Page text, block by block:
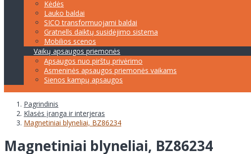
Kėdės
Lauko baldai
SICO transformuojami baldai
Gratnells daiktų susidėjimo sistema
Mobilios scenos
Vaikų apsaugos priemonės
Apsaugos nuo pirštų privėrimo
Asmeninės apsaugos priemonės vaikams
Sienos kampų apsaugos
Pagrindinis
Klasės įranga ir interjeras
Magnetiniai blyneliai, BZ86234
Magnetiniai blyneliai, BZ86234